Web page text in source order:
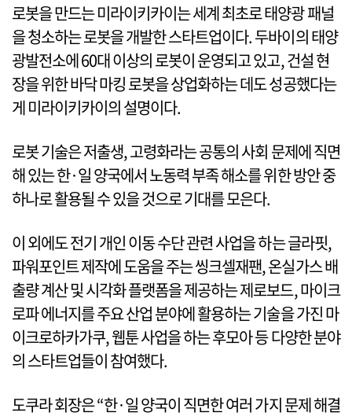
로봇을 만드는 미라이키카이는 세계 최초로 태양광 패널
을 청소하는 로봇을 개발한 스타트업이다. 두바이의 태양
광발전소에 60대 이상의 로봇이 운영되고 있고, 건설 현
장을 위한 바닥 마킹 로봇을 상업화하는 데도 성공했다는
게 미라이키카이의 설명이다.
로봇 기술은 저출생, 고령화라는 공통의 사회 문제에 직면
해 있는 한·일 양국에서 노동력 부족 해소를 위한 방안 중
하나로 활용될 수 있을 것으로 기대를 모은다.
이 외에도 전기 개인 이동 수단 관련 사업을 하는 글라핏,
파워포인트 제작에 도움을 주는 씽크셀재팬, 온실가스 배
출량 계산 및 시각화 플랫폼을 제공하는 제로보드, 마이크
로파 에너지를 주요 산업 분야에 활용하는 기술을 가진 마
이크로하카가쿠, 웹툰 사업을 하는 후모아 등 다양한 분야
의 스타트업들이 참여했다.
도쿠라 회장은 “한·일 양국이 직면한 여러 가지 문제 해결